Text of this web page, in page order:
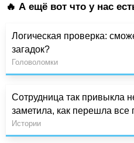
🔥 А ещё вот что у нас
Логическая проверка:
загадок?
Головоломки
Сотрудница так привыкла
заметила, как перешла все
Истории